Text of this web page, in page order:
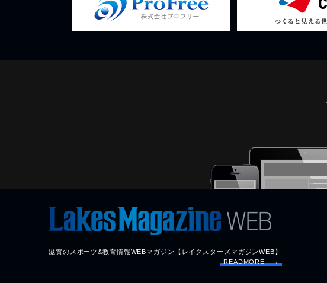
滋賀のスポーツ&教育情報WEBマガジン【レイクスターズマガジンWEB】
READMORE →